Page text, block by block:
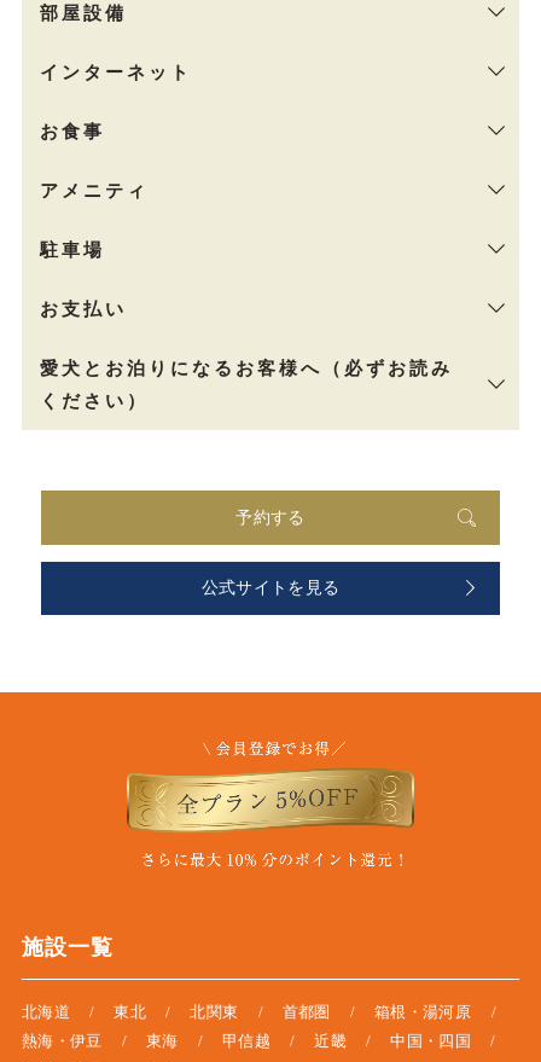
部屋設備
インターネット
お食事
アメニティ
駐車場
お支払い
愛犬とお泊りになるお客様へ（必ずお読み
ください）
予約する
公式サイトを見る
施設一覧
北海道 東北 北関東 首都圏
箱根・湯河原
熱海・伊豆
東海 甲信越 近畿
中国・四国